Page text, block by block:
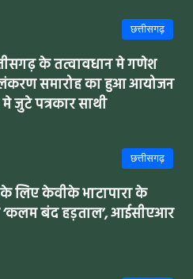
छत्तीसगढ़
के तत्वावधान मे गणेश
अलंकरण समारोह का हुआ आयोजन
जुटे पत्रकार साथी
छत्तीसगढ़
लिए केवीके भाटापारा के
‘कलम बंद हड़ताल’, आईसीएआर